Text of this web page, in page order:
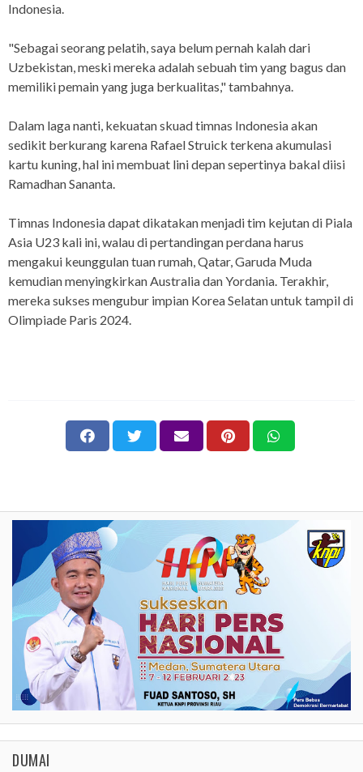
Indonesia.
"Sebagai seorang pelatih, saya belum pernah kalah dari
Uzbekistan, meski mereka adalah sebuah tim yang bagus dan
memiliki pemain yang juga berkualitas," tambahnya.
Dalam laga nanti, kekuatan skuad timnas Indonesia akan
sedikit berkurang karena Rafael Struick terkena akumulasi
kartu kuning, hal ini membuat lini depan sepertinya bakal diisi
Ramadhan Sananta.
Timnas Indonesia dapat dikatakan menjadi tim kejutan di Piala
Asia U23 kali ini, walau di pertandingan perdana harus
mengakui keunggulan tuan rumah, Qatar, Garuda Muda
kemudian menyingkirkan Australia dan Yordania. Terakhir,
mereka sukses mengubur impian Korea Selatan untuk tampil di
Olimpiade Paris 2024.
DUMAI